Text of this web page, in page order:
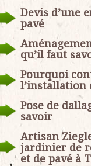
Devis d’une
pavé
qu’il faut
Pourquoi
l’installation
Pose de
savoir
Artisan
jardinier de
et de pavé à